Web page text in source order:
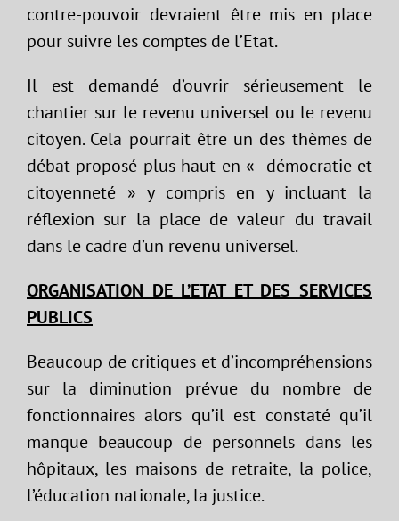
contre-pouvoir devraient être mis en place
pour suivre les comptes de l’Etat.
Il est demandé d’ouvrir sérieusement le
chantier sur le revenu universel ou le revenu
citoyen. Cela pourrait être un des thèmes de
débat proposé plus haut en « démocratie et
citoyenneté » y compris en y incluant la
réflexion sur la place de valeur du travail
dans le cadre d’un revenu universel.
ORGANISATION DE L’ETAT ET DES SERVICES
PUBLICS
Beaucoup de critiques et d’incompréhensions
sur la diminution prévue du nombre de
fonctionnaires alors qu’il est constaté qu’il
manque beaucoup de personnels dans les
hôpitaux, les maisons de retraite, la police,
l’éducation nationale, la justice.